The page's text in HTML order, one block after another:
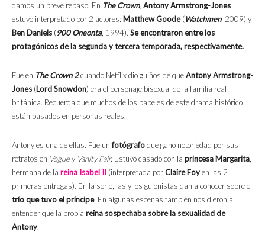
damos un breve repaso. En The Crown, Antony Armstrong-Jones
estuvo interpretado por 2 actores: Matthew Goode(Watchmen, 2009) y
Ben Daniels (900 Oneonta, 1994). Se encontraron entre los
protagónicos de la segunda y tercera temporada, respectivamente.
Fue en The Crown 2cuando Netflix dio guiños de queAntony Armstrong-
Jones (Lord Snowdon) era el personaje bisexual de la familia real
británica. Recuerda que muchos de los papeles de este drama histórico
están basados en personas reales.
Antony es una de ellas. Fue unfotógrafoque ganó notoriedad por sus
retratos en Voguey Vanity Fair. Estuvo casado con la princesa Margarita,
hermana de la reina Isabel II (interpretada porClaire Foyen las 2
primeras entregas). En la serie, las y los guionistas dan a conocer sobre el
trío que tuvo el príncipe. En algunas escenas también nos dieron a
entender que la propia reina sospechaba sobre la sexualidad de
Antony.